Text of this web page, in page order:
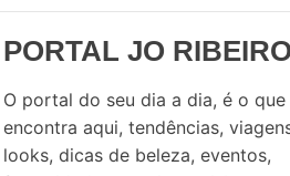
i
a
r
o
r
PORTAL JO RIBEIRO
O portal do seu dia a dia, é o
encontra aqui, tendências,
looks, dicas de beleza, eventos,